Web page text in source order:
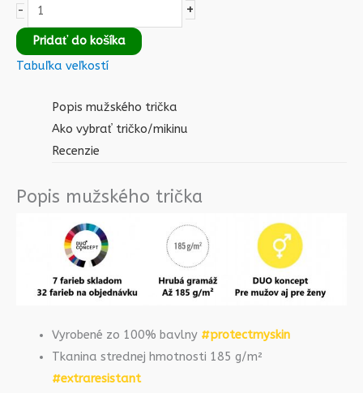
- +
Pridať do košíka
Tabuľka veľkostí
Popis mužského trička
Ako vybrať tričko/mikinu
Recenzie
Popis mužského trička
Vyrobené zo 100% bavlny #protectmyskin
Tkanina strednej hmotnosti 185 g/m²
#extraresistant